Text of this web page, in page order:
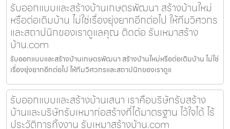
รับออกแบบและสร้างบ้านเกษตรพัฒนา สร้างบ้านใหม่
หรือต่อเติมบ้าน ไม่ใช่เรื่องยุ่งยากอีกต่อไป ให้ทีมวิศวกร
และสถาปนิกของเราดูแลคุณ ติดต่อ รับเหมาสร้าง
บ้าน.com
รับออกแบบและสร้างบ้านเกษตรพัฒนา สร้างบ้านใหม่หรือต่อเติมบ้าน ไม่ใช่
เรื่องยุ่งยากอีกต่อไป ให้ทีมวิศวกรและสถาปนิกของเราดูแ
รับออกแบบและสร้างบ้านเสนา เราคือบริษัทรับสร้าง
บ้านและบริษัทรับเหมาก่อสร้างที่ได้มาตรฐาน ไว้ใจได้ ไร้
ประวัติการทิ้งงาน รับเหมาสร้างบ้าน.com